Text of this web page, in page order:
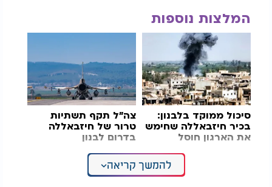
המלצות נוספות
סיכול ממוקד בלבנון:
בכיר חיזבאללה שחימש
את הארגון חוסל
צה"ל תקף תשתיות
טרור של חיזבאללה
בדרום לבנון
הגר"ש בצלאל הדגיש את דבריו ואמר: "לכן בחור ישיבה
צריך להתייצב על משמרתו בישיבה, ושום בחור בשום
להמשך קריאה